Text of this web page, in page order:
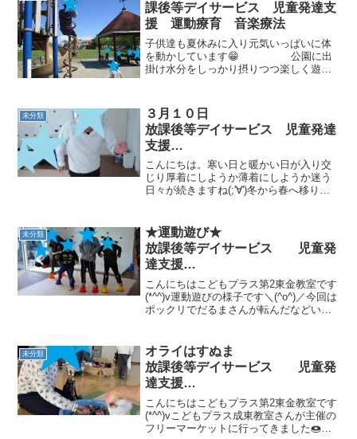
課後等デイサービス 児童発達支
援 運動療育 音楽療法
子供達も夏休みに入り元気いっぱいに体
を動かしています😁 公園に出
掛け水分をしっかり摂りつつ楽しく遊び
覚で捉えて、ぶつからない●カンガルーの
フープ渡り身体面：跳...
未分類
３月１０日
放課後等デイサービス 児童発達
支援
⁕運動療育⁕ ♬音楽療法♬
東金市 九十九里町 山武市
こんにちは。寒い日と暖かい日が入り交
じり厚着にしようか薄着にしようか迷う
日々が続きますね(;'∀')冬から春へ移り変
た。 平均台の途中で問題を出すバラ
ンス感覚：バランスをと...
未分類
★運動遊び★
放課後等デイサービス 児童発
達支援
⁕運動療育⁕ ♬音楽療法♬
東金市 九十九里町 山武市
こんにちはこどもプラス第2東金教室です
(*^^)v運動遊びの様子です＼(^o^)／今回は
ポックリでだるまさんが転んだなどいろ
ひ見学に来てください。ご連絡お待ちし
ていま...
未分類
オライはすぬま
放課後等デイサービス 児童発
達支援
⁕運動療育⁕ ♬音楽療法♬
東金市 九十九里町 山武市
こんにちはこどもプラス第2東金教室です
(*^^)vこどもプラス成東教室さんが主催の
フリーマーケットに行ってきました🍩お